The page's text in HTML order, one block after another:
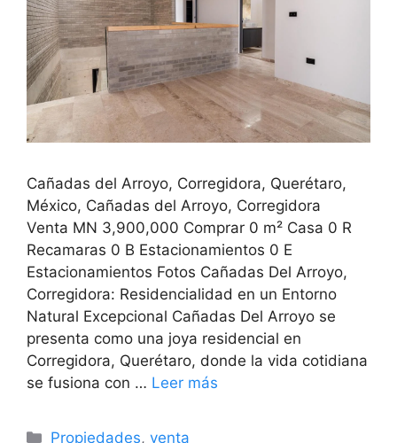
Cañadas del Arroyo, Corregidora, Querétaro,
México, Cañadas del Arroyo, Corregidora
Venta MN 3,900,000 Comprar 0 m² Casa 0 R
Recamaras 0 B Estacionamientos 0 E
Estacionamientos Fotos Cañadas Del Arroyo,
Corregidora: Residencialidad en un Entorno
Natural Excepcional Cañadas Del Arroyo se
presenta como una joya residencial en
Corregidora, Querétaro, donde la vida cotidiana
se fusiona con … Leer más
Propiedades,venta